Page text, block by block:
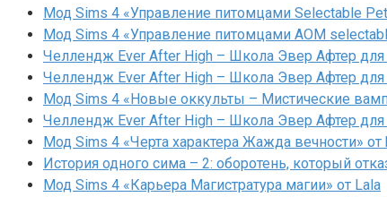
Мод Sims 4 «Управление питомцами Selectable
Мод Sims 4 «Управление питомцами AOM
Челлендж Ever After High – Школа Эвер Афтер
Челлендж Ever After High – Школа Эвер Афтер для
Мод Sims 4 «Новые оккульты – Мистические
Челлендж Ever After High – Школа Эвер Афтер для
Мод Sims 4 «Черта характера Жажда вечности» от
История одного сима – 2: оборотень, который
Мод Sims 4 «Карьера Магистратура магии» от Lala